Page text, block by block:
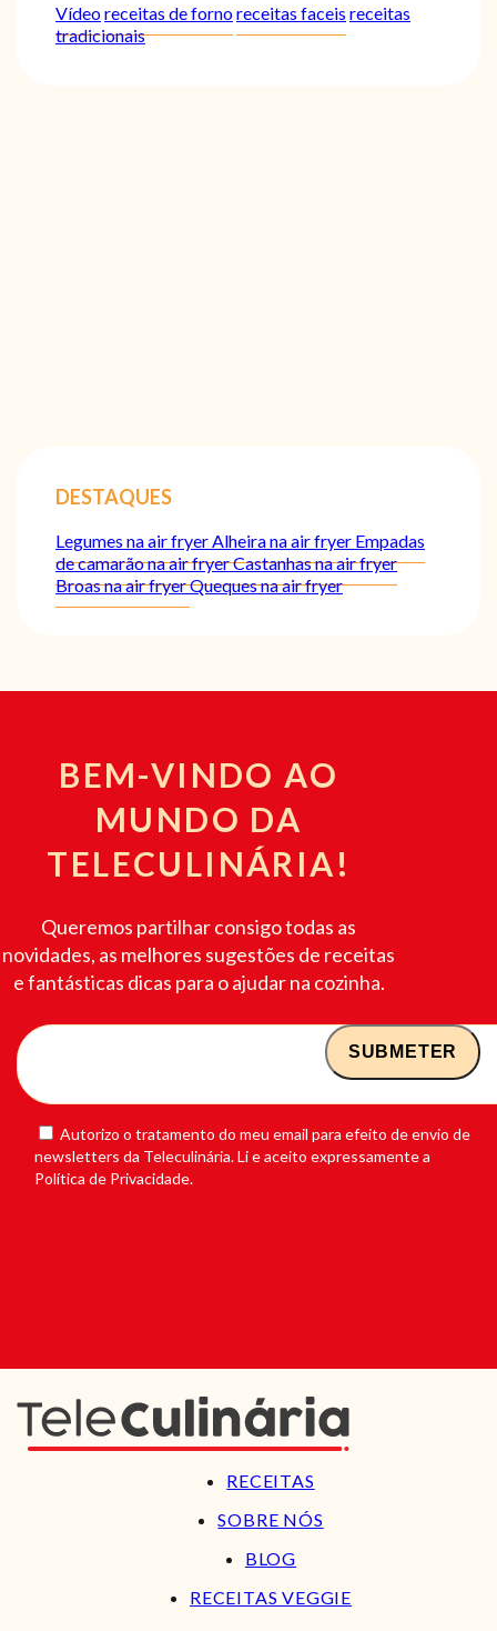
Vídeoreceitas de fornoreceitas faceis receitas
tradicionais
DESTAQUES
Legumes na air fryer Alheira na air fryer Empadas
de camarão na air fryerCastanhas na air fryer
Broas na air fryerQueques na air fryer
BEM-VINDO AO
MUNDO DA
TELECULINÁRIA!
Queremos partilhar consigo todas as
novidades, as melhores sugestões de receitas
e fantásticas dicas para o ajudar na cozinha.
Autorizo o tratamento do meu email para efeito de envio de
newsletters da Teleculinária. Li e aceito expressamente a
Política de Privacidade.
RECEITAS
SOBRE NÓS
BLOG
RECEITAS VEGGIE